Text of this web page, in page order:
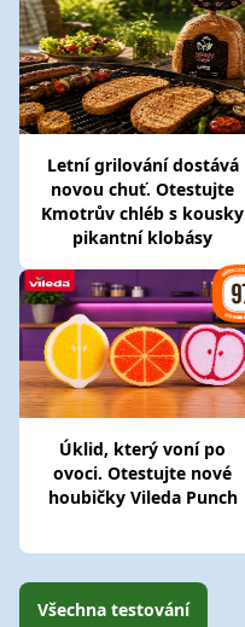
Letní grilování dostává
novou chuť. Otestujte
Kmotrův chléb s kousky
pikantní klobásy
Úklid, který voní po
ovoci. Otestujte nové
houbičky Vileda Punch
Všechna testování